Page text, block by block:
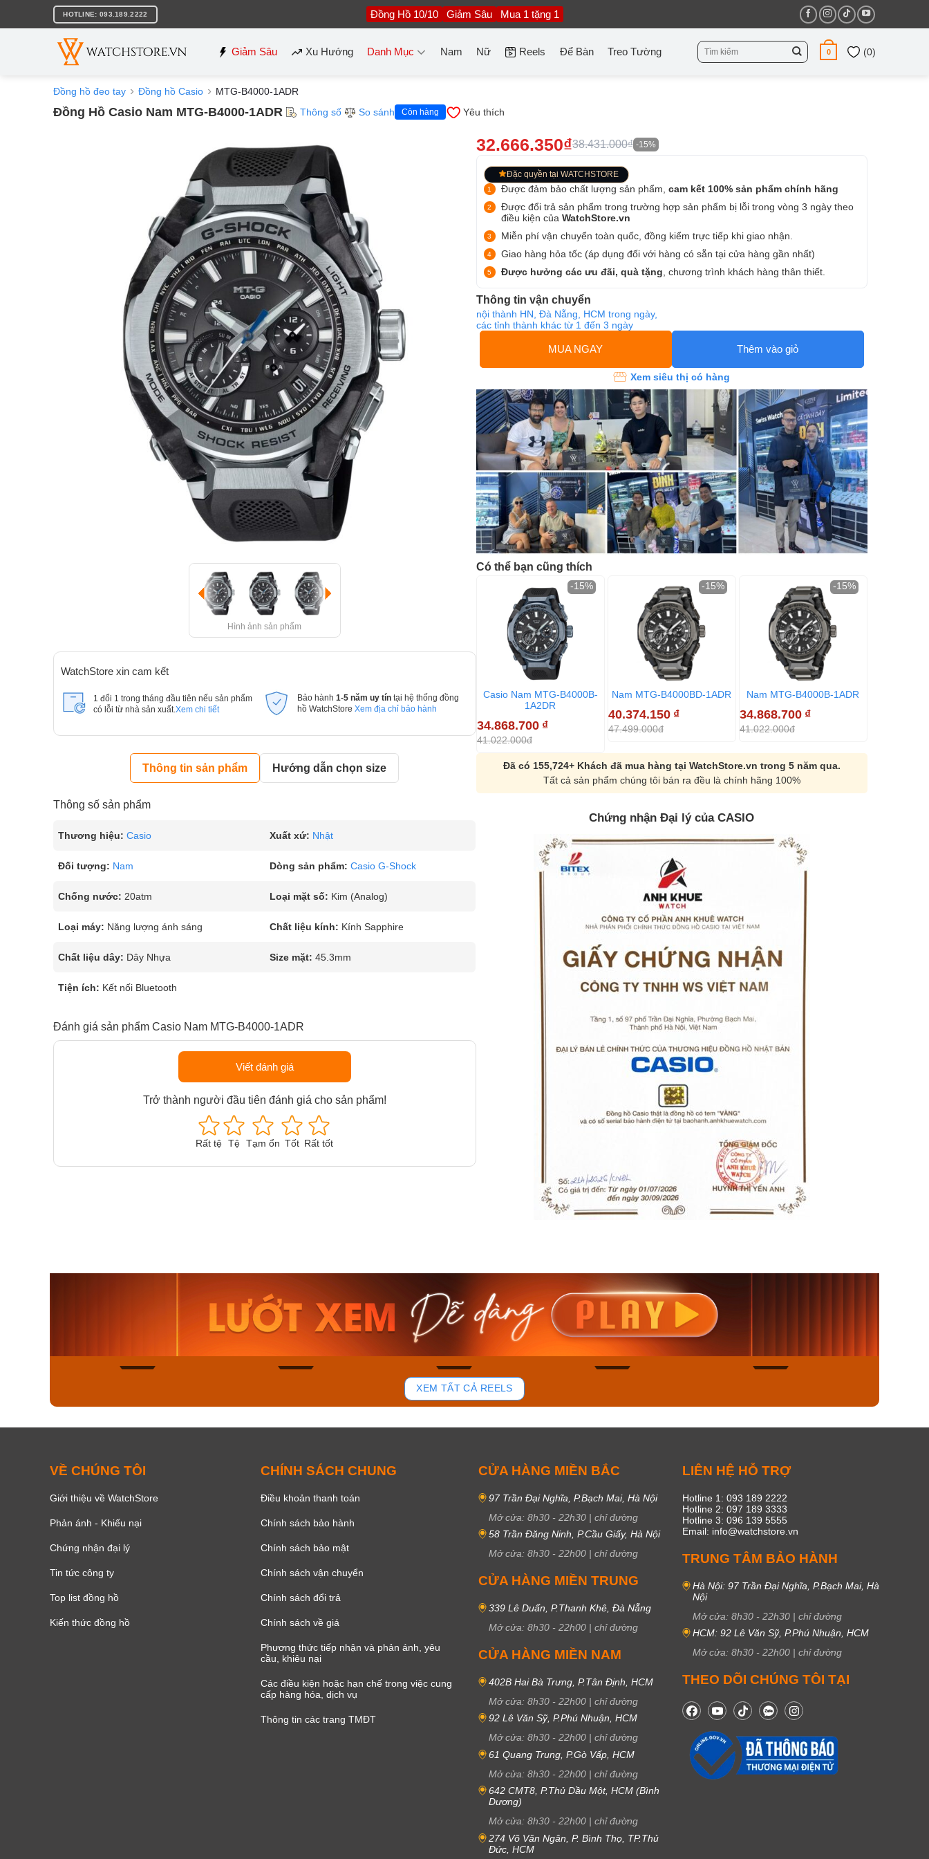
nội
HOTLINE: 093.189.2222 Đồng Hồ 10/10 Giảm Sâu Mua 1 tặng 1
Giảm Sâu Xu Hướng Danh Mục Nam Nữ Reels Để Bàn Treo Tường
Tìm
kiếm:
0 (0)
Đồng hồ đeo tay Đồng hồ Casio MTG-B4000-1ADR
Đồng Hồ Casio Nam MTG-B4000-1ADR Thông số So sánh Còn hàng Yêu thích
Hình ảnh sản phẩm
WatchStore xin cam kết
1 đổi 1 trong tháng đầu tiên nếu sản phẩm
có lỗi từ nhà sản xuất. Xem chi tiết
Bảo hành 1-5 năm uy tín tại hệ thống đồng
hồ WatchStore Xem địa chỉ bảo hành
Thông tin sản phẩm Hướng dẫn chọn size
Thông số sản phẩm
Thương hiệu: Casio Xuất xứ: Nhật
Đối tượng: Nam Dòng sản phẩm: Casio G-Shock
Chống nước: 20atm Loại mặt số: Kim (Analog)
Loại máy: Năng lượng ánh sáng Chất liệu kính: Kính Sapphire
Chất liệu dây: Dây Nhựa Size mặt: 45.3mm
Tiện ích: Kết nối Bluetooth
Đánh giá sản phẩm Casio Nam MTG-B4000-1ADR
Viết đánh giá
Trở thành người đầu tiên đánh giá cho sản phẩm!
Rất tệ Tệ Tạm ổn Tốt Rất tốt
32.666.350₫38.431.000₫ -15%
Đặc quyền tại WATCHSTORE
Được đảm bảo chất lượng sản phẩm, cam kết 100% sản phẩm chính hãng
Được đổi trả sản phẩm trong trường hợp sản phẩm bị lỗi trong vòng 3 ngày theo
điều kiện của WatchStore.vn
Miễn phí vận chuyển toàn quốc, đồng kiểm trực tiếp khi giao nhận.
Giao hàng hỏa tốc (áp dụng đối với hàng có sẵn tại cửa hàng gần nhất)
Được hưởng các ưu đãi, quà tặng , chương trình khách hàng thân thiết.
Thông tin vận chuyển
nội thành HN, Đà Nẵng, HCM trong ngày,
các tỉnh thành khác từ 1 đến 3 ngày
MUA NGAY Thêm vào giỏ
Xem siêu thị có hàng
Có thể bạn cũng thích
Casio Nam MTG-B4000B-
1A2DR
34.868.700 ₫
41.022.000đ
-15%
Nam MTG-B4000BD-1ADR
40.374.150 ₫
47.499.000đ
-15%
Nam MTG-B4000B-1ADR
34.868.700 ₫
41.022.000đ
-15%
Đã có 155,724+ Khách đã mua hàng tại WatchStore.vn trong 5 năm qua.
Tất cả sản phẩm chúng tôi bán ra đều là chính hãng 100%
Chứng nhận Đại lý của CASIO
Casio Nam MTS-
115D-1AVDF
2.823.000₫
2.399.550₫
Mua ngay
47
Casio Nam MTS-
RS100L-1AVDF
4.276.000₫
3.634.600₫
Casio Unisex AQ-
230EL-1ADF
2.117.000₫
1.799.450₫
Mua ngay
XEM TẤT CẢ REELS
VỀ CHÚNG TÔI
Giới thiệu về WatchStore
Phản ánh - Khiếu nại
Chứng nhận đại lý
Tin tức công ty
Top list đồng hồ
Kiến thức đồng hồ
CHÍNH SÁCH CHUNG
Điều khoản thanh toán
Chính sách bảo hành
Chính sách bảo mật
Chính sách vận chuyển
Chính sách đổi trả
Chính sách về giá
Phương thức tiếp nhận và phản ánh, yêu
cầu, khiêu nại
Các điều kiện hoặc hạn chế trong việc cung
cấp hàng hóa, dịch vụ
Thông tin các trang TMĐT
CỬA HÀNG MIỀN BẮC
97 Trần Đại Nghĩa, P.Bạch Mai, Hà Nội
Mở cửa: 8h30 - 22h30 | chỉ đường
58 Trần Đăng Ninh, P.Cầu Giấy, Hà Nội
Mở cửa: 8h30 - 22h00 | chỉ đường
CỬA HÀNG MIỀN TRUNG
339 Lê Duẩn, P.Thanh Khê, Đà Nẵng
Mở cửa: 8h30 - 22h00 | chỉ đường
CỬA HÀNG MIỀN NAM
402B Hai Bà Trưng, P.Tân Định, HCM
Mở cửa: 8h30 - 22h00 | chỉ đường
92 Lê Văn Sỹ, P.Phú Nhuận, HCM
Mở cửa: 8h30 - 22h00 | chỉ đường
61 Quang Trung, P.Gò Vấp, HCM
Mở cửa: 8h30 - 22h00 | chỉ đường
642 CMT8, P.Thủ Dầu Một, HCM (Bình
Dương)
Mở cửa: 8h30 - 22h00 | chỉ đường
274 Võ Văn Ngân, P. Bình Thọ, TP.Thủ
Đức, HCM
LIÊN HỆ HỖ TRỢ
Hotline 1: 093 189 2222
Hotline 2: 097 189 3333
Hotline 3: 096 139 5555
Email: info@watchstore.vn
TRUNG TÂM BẢO HÀNH
Hà Nội: 97 Trần Đại Nghĩa, P.Bạch Mai, Hà
Nội
Mở cửa: 8h30 - 22h30 | chỉ đường
HCM: 92 Lê Văn Sỹ, P.Phú Nhuận, HCM
Mở cửa: 8h30 - 22h00 | chỉ đường
THEO DÕI CHÚNG TÔI TẠI